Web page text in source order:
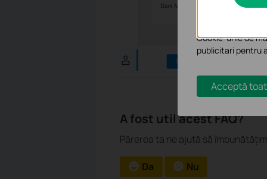
A fost util acest FAQ?
Părerea ta ne ajută să
Da Nu
Cookie-urile de
Cookie-urile de
publicitari pentru
Acceptă